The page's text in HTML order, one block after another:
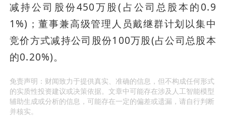
减持公司股份450万股(占公司总股本的0.9
1%)；董事兼高级管理人员戴继群计划以集中
竞价方式减持公司股份100万股(占公司总股本
的0.20%)。
免责声明：财闻致力于提供真实、准确的信息，但不构成任何形式
的实质性投资建议或决策依据。文章中可能存在涉及人工智能模型
辅助生成或分析的信息，可能存在一定的偏差或遗漏，请自行判断
并核实。